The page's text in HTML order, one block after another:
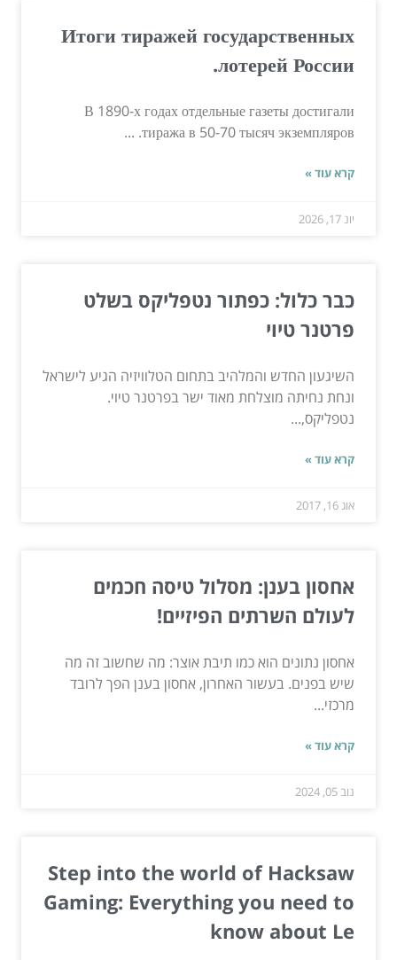
Итоги тиражей государственных
лотерей России.
В 1890-х годах отдельные газеты достигали
тиража в 50-70 тысяч экземпляров. ...
קרא עוד »
יונ 17, 2026
כבר כלול: כפתור נטפליקס בשלט
פרטנר טיוי
השיגעון החדש והמלהיב בתחום הטלוויזיה הגיע לישראל
ונחת נחיתה מוצלחת מאוד ישר בפרטנר טיוי.
נטפליקס,...
קרא עוד »
אוג 16, 2017
אחסון בענן: מסלול טיסה חכמים
לעולם השרתים הפיזיים!
אחסון נתונים הוא כמו תיבת אוצר: מה שחשוב זה מה
שיש בפנים. בעשור האחרון, אחסון בענן הפך לרובד
מרכזי...
קרא עוד »
נוב 05, 2024
Step into the world of Hacksaw
Gaming: Everything you need to
know about Le